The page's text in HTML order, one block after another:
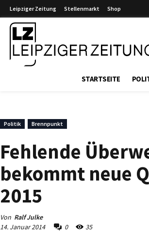
Leipziger Zeitung Stellenmarkt Shop
STARTSEITE
Politik Brennpunkt
Fehlende
bekommt neue
2015
Von Ralf Julke
14. Januar 2014
0 35